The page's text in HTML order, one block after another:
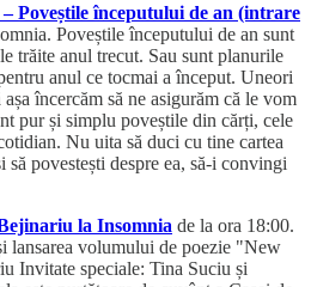
Poveștile începutului de an (intrare
Poveștile începutului de an sunt
trăite anul trecut. Sau sunt planurile
anul ce tocmai a început. Uneori
încercăm să ne asigurăm că le vom
pur și simplu poveștile din cărți, cele
Nu uita să duci cu tine cartea
să povestești despre ea, să-i convingi
la Insomnia de la ora 18:00.
lansarea volumului de poezie "New
Invitate speciale: Tina Suciu și